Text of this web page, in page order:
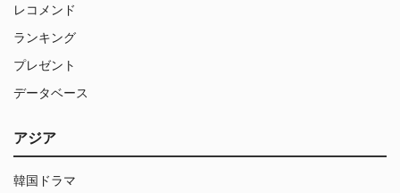
レコメンド
ランキング
プレゼント
データベース
アジア
韓国ドラマ